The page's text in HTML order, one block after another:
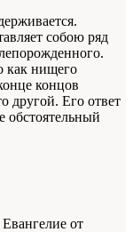
собою ряд
как нищего
концов
другой. Его ответ
обстоятельный
от